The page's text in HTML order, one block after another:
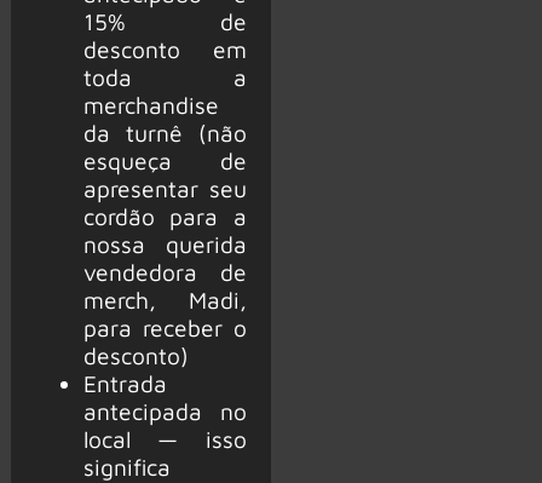
15% de
desconto em
toda a
merchandise
da turnê (não
esqueça de
apresentar seu
cordão para a
nossa querida
vendedora de
merch, Madi,
para receber o
desconto)
Entrada
antecipada no
local — isso
significa